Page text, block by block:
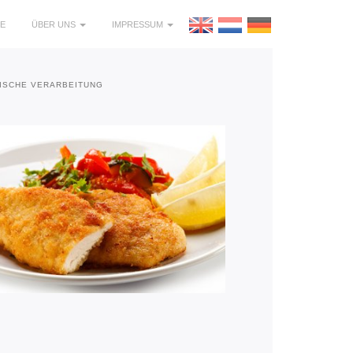
ÜBER UNS IMPRESSUM
VERARBEITUNG